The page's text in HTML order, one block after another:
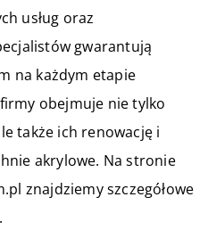
usług oraz
gwarantują
na każdym etapie
obejmuje nie tylko
także ich renowację i
akrylowe. Na stronie
znajdziemy szczegółowe